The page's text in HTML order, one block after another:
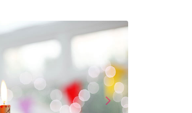
arrow_forward_ios
Next